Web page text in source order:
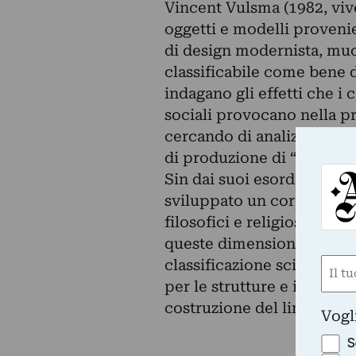
Vincent Vulsma (1982,
oggetti e modelli
di design modernista,
classificabile come bene
indagano gli effetti che i
sociali provocano nella
cercando di analizzare il
di produzione di “valore”
Sin dai suoi esordi
sviluppato un corpus di
filosofici e religiosi sia
queste dimensioni
classificazione
per le strutture e i
costruzione del
Nome